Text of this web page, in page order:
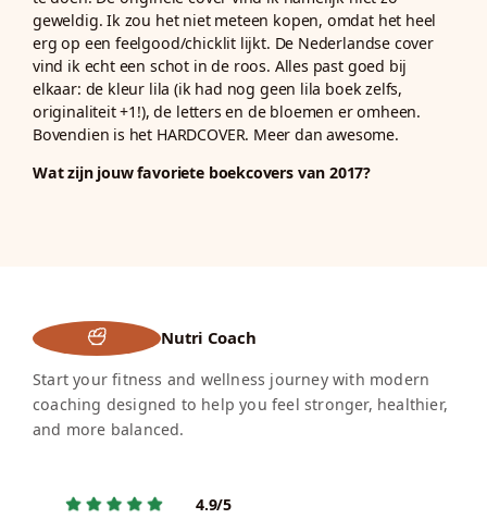
geweldig. Ik zou het niet meteen kopen, omdat het heel
erg op een feelgood/chicklit lijkt. De Nederlandse cover
vind ik echt een schot in de roos. Alles past goed bij
elkaar: de kleur lila (ik had nog geen lila boek zelfs,
originaliteit +1!), de letters en de bloemen er omheen.
Bovendien is het HARDCOVER. Meer dan awesome.
Wat zijn jouw favoriete boekcovers van 2017?
Nutri Coach
Start your fitness and wellness journey with modern
coaching designed to help you feel stronger, healthier,
and more balanced.
4.9/5